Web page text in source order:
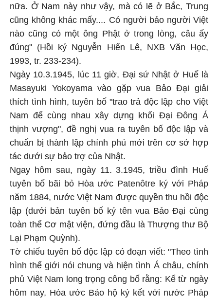
nữa. Ở Nam này như vậy, mà có lẽ ở Bắc, Trung
cũng không khác mấy.... Có người bảo người Việt
nào cũng có một ông Phật ở trong lòng, câu ấy
đúng" (Hồi ký Nguyễn Hiến Lê, NXB Văn Học,
1993, tr. 233-234).
Ngày 10.3.1945, lúc 11 giờ, Đại sứ Nhật ở Huế là
Masayuki Yokoyama vào gặp vua Bảo Đại giải
thích tình hình, tuyên bố "trao trả độc lập cho Việt
Nam để cùng nhau xây dựng khối Đại Đông Á
thịnh vượng", đề nghị vua ra tuyên bố độc lập và
chuẩn bị thành lập chính phủ mới trên cơ sở hợp
tác dưới sự bảo trợ của Nhật.
Ngay hôm sau, ngày 11. 3.1945, triều đình Huế
tuyên bố bãi bỏ Hòa ước Patenôtre ký với Pháp
năm 1884, nước Việt Nam được quyền thu hồi độc
lập (dưới bản tuyên bố ký tên vua Bảo Đại cùng
toàn thể Cơ mật viện, đứng đầu là Thượng thư Bộ
Lại Phạm Quỳnh).
Tờ chiếu tuyên bố độc lập có đoạn viết: "Theo tình
hình thế giới nói chung và hiện tình Á châu, chính
phủ Việt Nam long trọng công bố rằng: Kể từ ngày
hôm nay, Hòa ước Bảo hộ ký kết với nước Pháp